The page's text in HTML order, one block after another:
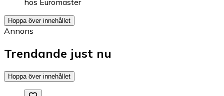
Hoppa över innehållet
Annons
Trendande just nu
Hoppa över innehållet